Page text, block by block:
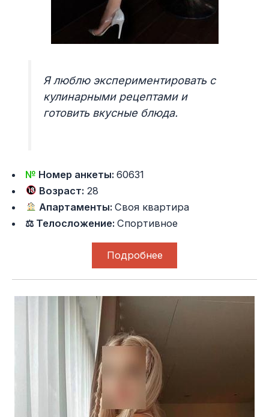
Я люблю экспериментировать с
кулинарными рецептами и
готовить вкусные блюда.
№ Номер анкеты:60631
Возраст: 28
Апартаменты:Своя квартира
⚖ Телосложение:Спортивное
Подробнее